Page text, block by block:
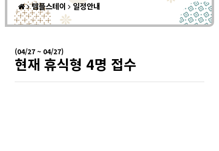
템플스테이 일정안내
(04/27 ~ 04/27)
현재 휴식형 4명 접수